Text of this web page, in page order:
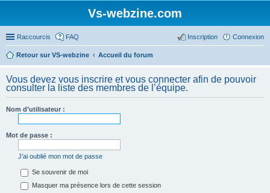
Vs-webzine.com
Raccourcis FAQ Connexion
Inscription
Retour sur VS-webzine Accueil du forum
Vous devez vous inscrire et vous connecter afin de pouvoir
consulter la liste des membres de l’équipe.
Nom d’utilisateur :
Mot de passe :
J’ai oublié mon mot de passe
Se souvenir de moi
Masquer ma présence lors de cette session